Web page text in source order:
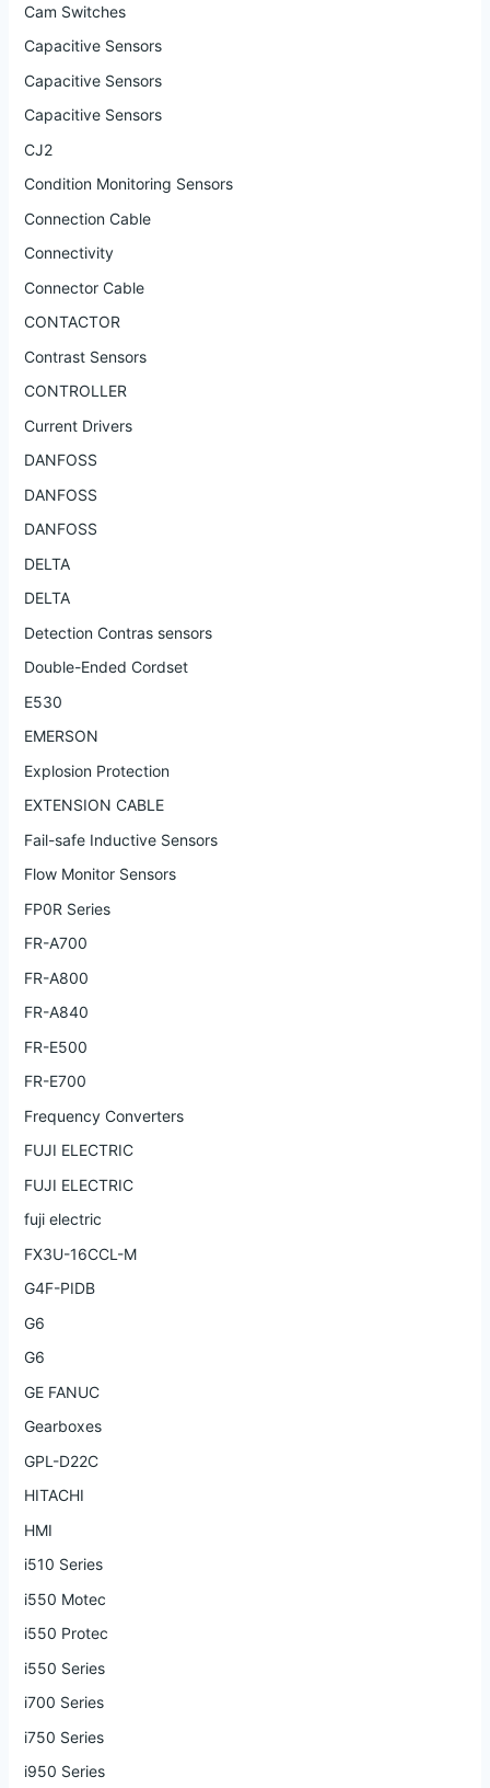
Cam Switches
Capacitive Sensors
Capacitive Sensors
Capacitive Sensors
CJ2
Condition Monitoring Sensors
Connection Cable
Connectivity
Connector Cable
CONTACTOR
Contrast Sensors
CONTROLLER
Current Drivers
DANFOSS
DANFOSS
DANFOSS
DELTA
DELTA
Detection Contras sensors
Double-Ended Cordset
E530
EMERSON
Explosion Protection
EXTENSION CABLE
Fail-safe Inductive Sensors
Flow Monitor Sensors
FP0R Series
FR-A700
FR-A800
FR-A840
FR-E500
FR-E700
Frequency Converters
FUJI ELECTRIC
FUJI ELECTRIC
fuji electric
FX3U-16CCL-M
G4F-PIDB
G6
G6
GE FANUC
Gearboxes
GPL-D22C
HITACHI
HMI
i510 Series
i550 Motec
i550 Protec
i550 Series
i700 Series
i750 Series
i950 Series